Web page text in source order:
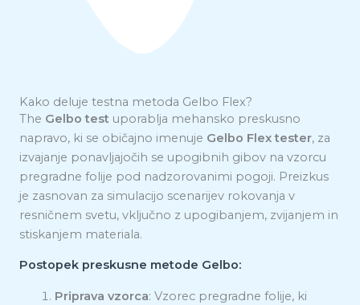
Kako deluje testna metoda Gelbo Flex?
The Gelbo test uporablja mehansko preskusno
napravo, ki se običajno imenuje Gelbo Flex tester, za
izvajanje ponavljajočih se upogibnih gibov na vzorcu
pregradne folije pod nadzorovanimi pogoji. Preizkus
je zasnovan za simulacijo scenarijev rokovanja v
resničnem svetu, vključno z upogibanjem, zvijanjem in
stiskanjem materiala.
Postopek preskusne metode Gelbo:
Priprava vzorca: Vzorec pregradne folije, ki